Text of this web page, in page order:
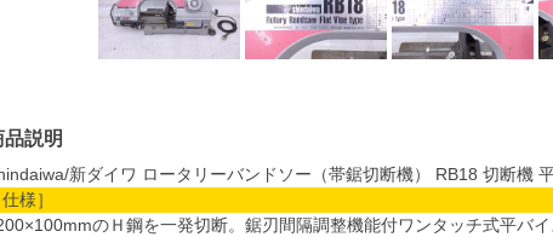
品説明
新ダイワ ロータリーバンドソー（帯鋸切断機） RB18 切断機
様］
のＨ鋼を一発切断。鋸刃間隔調整機能付ワンタッチ式平バイ